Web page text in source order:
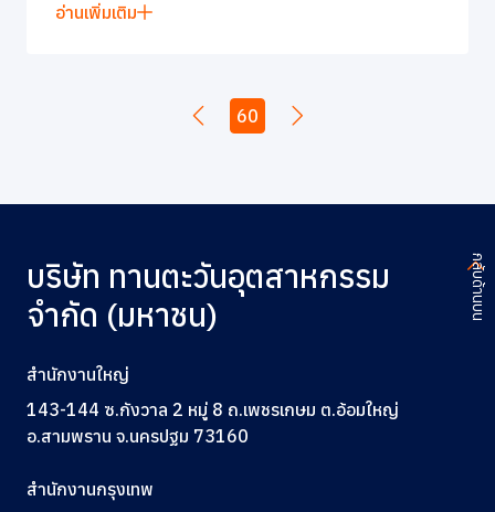
อ่านเพิ่มเติม
60
บริษัท ทานตะวันอุตสาหกรรม
จำกัด (มหาชน)
สำนักงานใหญ่
143-144 ซ.กังวาล 2 หมู่ 8 ถ.เพชรเกษม ต.อ้อมใหญ่
อ.สามพราน จ.นครปฐม 73160
สำนักงานกรุงเทพ
กลับด้านบน